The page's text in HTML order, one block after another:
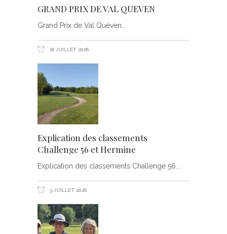
GRAND PRIX DE VAL QUEVEN
Grand Prix de Val Quéven
18 JUILLET 2026
Explication des classements
Challenge 56 et Hermine
Explication des classements Challenge 56
3 JUILLET 2026